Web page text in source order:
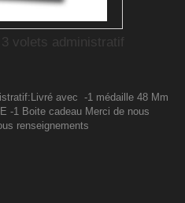
volets administratif
avec -1 médaille 48 Mm
-1 Boite cadeau Merci de nous
renseignements